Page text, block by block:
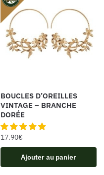
BOUCLES D’OREILLES
VINTAGE – BRANCHE
DORÉE
17.90€
Ajouter au panier